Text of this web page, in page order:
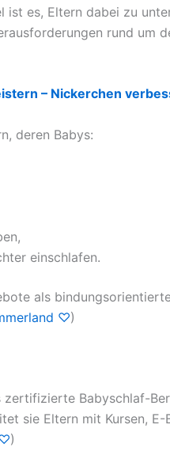
ist es, Eltern dabei zu
rund um
– Nickerchen
deren Babys:
einschlafen.
als
♡)
Babyschlaf-
sie Eltern mit Kursen,
)